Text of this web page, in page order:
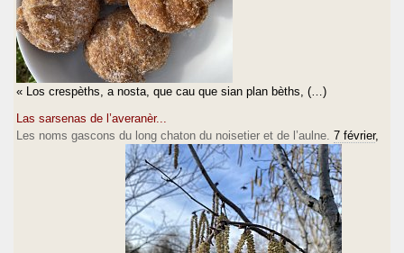
« Los crespèths, a nosta, que cau que sian plan bèths, (…)
Las sarsenas de l’averanèr...
Les noms gascons du long chaton du noisetier et de l’aulne. 7 février,